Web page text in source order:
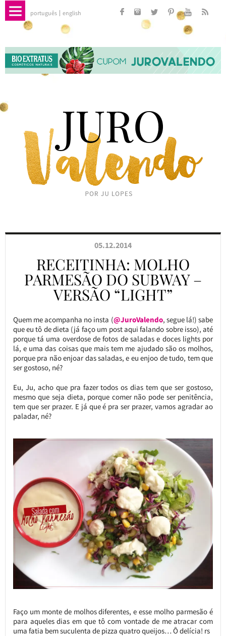
português english
05.12.2014
RECEITINHA: MOLHO
PARMESÃO DO SUBWAY –
VERSÃO “LIGHT”
Quem me acompanha no insta (@JuroValendo, segue lá!) sabe
que eu tô de dieta (já faço um post aqui falando sobre isso), até
porque tá uma overdose de fotos de saladas e doces lights por
lá, e uma das coisas que mais tem me ajudado são os molhos,
porque pra não enjoar das saladas, e eu enjoo de tudo, tem que
ser gostoso, né?
Eu, Ju, acho que pra fazer todos os dias tem que ser gostoso,
mesmo que seja dieta, porque comer não pode ser penitência,
tem que ser prazer. E já que é pra ser prazer, vamos agradar ao
paladar, né?
Faço um monte de molhos diferentes, e esse molho parmesão é
para aqueles dias em que tô com vontade de me atracar com
uma fatia bem suculenta de pizza quatro queijos… Ô delícia! rs